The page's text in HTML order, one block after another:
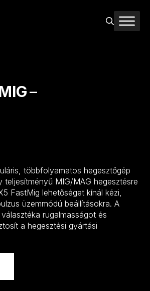
–
többfolyamatos hegesztőgép
teljesítményű MIG/MAG hegesztésre
FastMig lehetőséget kínál kézi,
üzemmódú beállításokra. A
rugalmasságot és
a hegesztési gyártási